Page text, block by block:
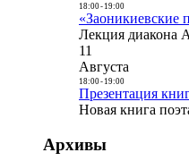
18:00- 19:00
«Заоникиевские
Лекция диакона
11
Августа
18:00- 19:00
Презентация
Новая книга
Архивы